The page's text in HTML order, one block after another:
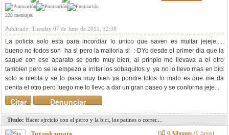
228 mensajes
Publicado: Tuesday 07 de June de 2011, 12:38
La policia solo esta para incordiar lo unico que saven es multar jejeje.....
bueno no todos son ha si pero la malloria si :-DYo desde el primer dia que la
saque con ese aparato se porto muy bien, al prinpio me llevava a el otro
tambien pero se le empezo a irritar los sobaquitos y ya no lo llevo mas en bici
solo a niebla y se lo pasa muy bien ya pondre fotos lo malo es que me da
penita el otro pero luego me lo llevo a dar un gran paseo y se conforma jeje...
Denunciar
mensaje
Citar
Titulo: Hacer ejrcicio con el perro y la bici, los patines o correr....
0 Albumes (0 fotos)